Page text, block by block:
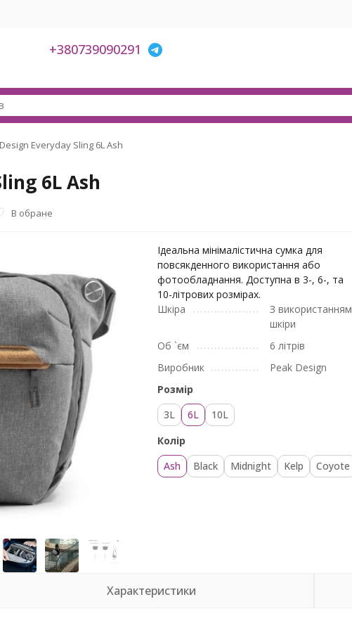
+380739090291
Everyday Sling 6L Ash
6L Ash
В обране
Ідеальна мінімалістична сумка для
повсякденного використання або
фотообладнання. Доступна в 3-, 6-, та
10-літрових розмірах.
Шкіра
З використанням
шкіри
Об `єм
6 літрів
Виробник
Peak Design
Розмір
3L
6L
10L
Колір
Ash
Black Midnight Kelp Coyote
Характеристики